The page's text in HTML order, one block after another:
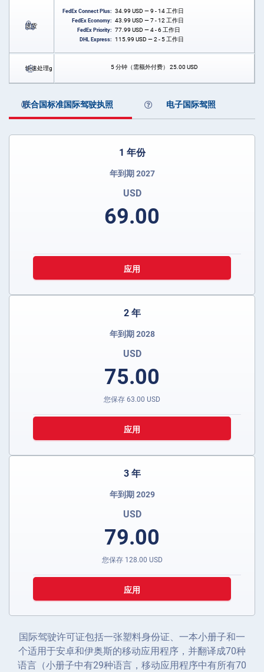
送货
FedEx Connect Plus: 34.99 USD — 9 - 14 工作日
FedEx Economy: 43.99 USD — 7 - 12 工作日
FedEx Priority: 77.99 USD — 4 - 6 工作日
DHL Express: 115.99 USD — 2 - 5 工作日
快速处理g 5 分钟（需额外付费） 25.00 USD
联合国标准国际驾驶执照 电子国际驾照
1 年份
年到期 2027
USD
69.00
应用
2 年
年到期 2028
USD
75.00
您保存 63.00 USD
应用
3 年
年到期 2029
USD
79.00
您保存 128.00 USD
应用
国际驾驶许可证包括一张塑料身份证、一本小册子和一
个适用于安卓和伊奥斯的移动应用程序，并翻译成70种
语言（小册子中有29种语言，移动应用程序中有所有70